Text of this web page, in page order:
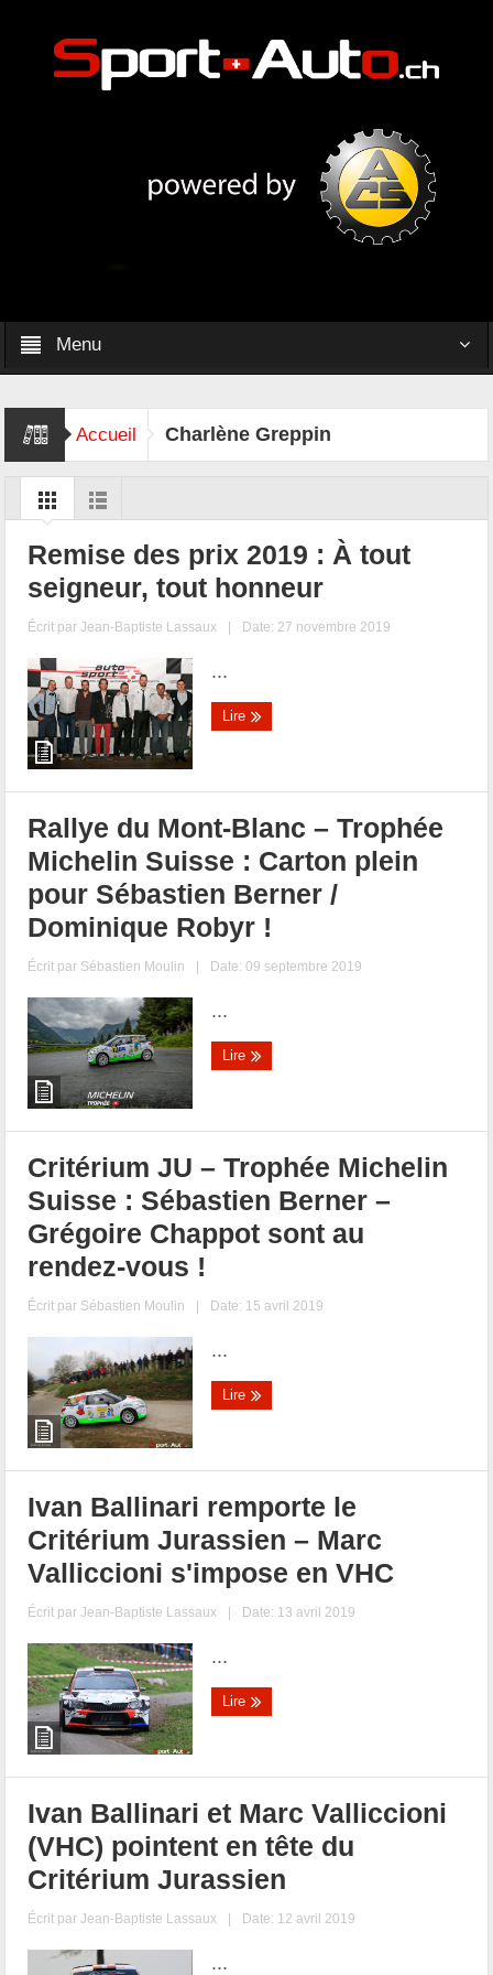
Menu
Accueil Charlène Greppin
Remise des prix 2019 : À tout
seigneur, tout honneur
Écrit parJean-Baptiste Lassaux | Date: 27 novembre 2019
...
Lire
Rallye du Mont-Blanc – Trophée
Michelin Suisse : Carton plein
pour Sébastien Berner /
Dominique Robyr !
Écrit par Sébastien Moulin | Date: 09 septembre 2019
...
Lire
Critérium JU – Trophée Michelin
Suisse : Sébastien Berner –
Grégoire Chappot sont au
rendez-vous !
Écrit par Sébastien Moulin | Date: 15 avril 2019
...
Lire
Ivan Ballinari remporte le
Critérium Jurassien – Marc
Valliccioni s'impose en VHC
Écrit parJean-Baptiste Lassaux | Date: 13 avril 2019
...
Lire
Ivan Ballinari et Marc Valliccioni
(VHC) pointent en tête du
Critérium Jurassien
Écrit parJean-Baptiste Lassaux | Date: 12 avril 2019
...